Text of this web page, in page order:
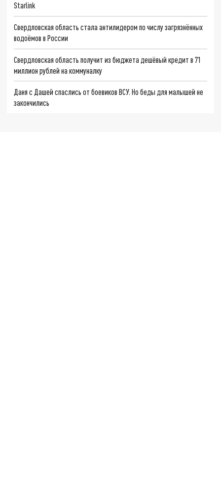
Starlink
Свердловская область стала антилидером по числу загрязнённых
водоёмов в России
Свердловская область получит из бюджета дешёвый кредит в 71
миллион рублей на коммуналку
Даня с Дашей спаслись от боевиков ВСУ. Но беды для малышей не
закончились